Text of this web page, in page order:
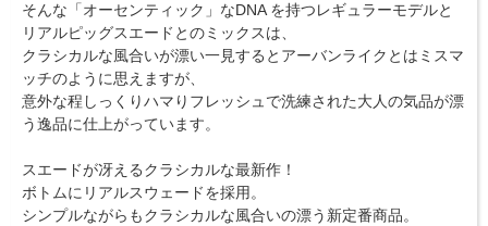
そんな「オーセンティック」なDNA を持つレギュラーモデルと
リアルピッグスエードとのミックスは、
クラシカルな風合いが漂い一見するとアーバンライクとはミスマ
ッチのように思えますが、
意外な程しっくりハマりフレッシュで洗練された大人の気品が漂
う逸品に仕上がっています。
スエードが冴えるクラシカルな最新作！
ボトムにリアルスウェードを採用。
シンプルながらもクラシカルな風合いの漂う新定番商品。